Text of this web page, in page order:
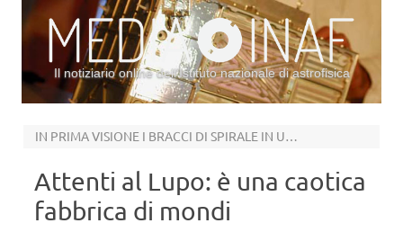
Il notiziario online dell’Istituto nazionale di astrofisica
IN PRIMA VISIONE I BRACCI DI SPIRALE IN UN DISCO PROTOPLANETARIO
Attenti al Lupo: è una caotica
fabbrica di mondi